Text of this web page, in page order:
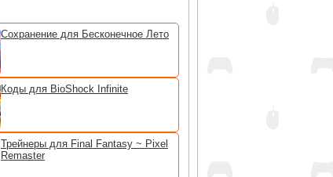
Сохранение для Бесконечное Лето
Коды для BioShock Infinite
Трейнеры для Final Fantasy ~ Pixel
Remaster